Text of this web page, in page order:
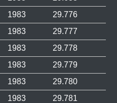
1983
29.776
1983
29.777
1983
29.778
1983
29.779
1983
29.780
1983
29.781